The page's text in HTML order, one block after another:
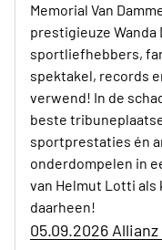
Memorial Van
prestigieuze Wanda
sportliefhebbers,
spektakel, records
verwend! In de
beste
sportprestaties én
onderdompelen in
van Helmut Lotti als
daarheen!
05.09.2026